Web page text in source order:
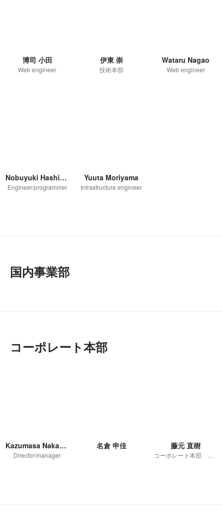
博司 小田
Web engineer
伊東 崇
技術本部
Wataru Nagao
Web engineer
Nobuyuki Hashimoto
Engineer/programmer
Yuuta Moriyama
Infrastructure engineer
国内事業部
コーポレート本部
Kazumasa Nakashima
Director/manager
名倉 申佳 藤元 直樹